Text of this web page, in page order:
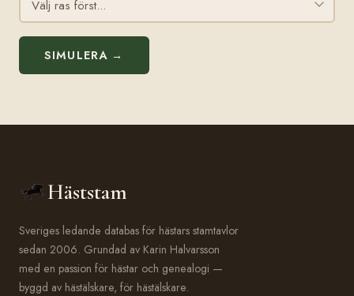
SIMULERA →
Häststam
Sveriges ledande databas för hästars stamtavlor
sedan 2006. Grundad av Karin Halvarsson
med en passion för hästar och genealogi —
byggd av hästälskare, för hästälskare.